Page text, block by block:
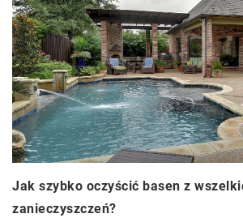
Jak szybko oczyścić basen z
zanieczyszczeń?